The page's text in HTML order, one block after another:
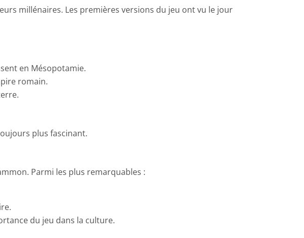
millénaires. Les premières versions du jeu ont vu le jour
en Mésopotamie.
romain.
plus fascinant.
Parmi les plus remarquables :
du jeu dans la culture.